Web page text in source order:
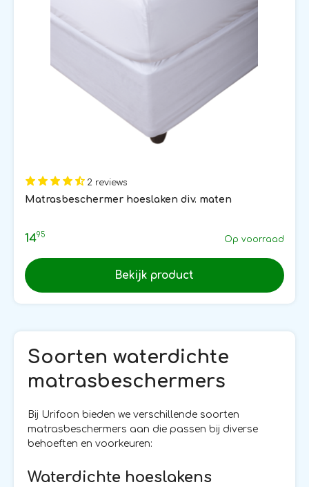
2 reviews
Matrasbeschermer hoeslaken div. maten
1495 Op voorraad
Bekijk product
Soorten waterdichte
matrasbeschermers
Bij Urifoon bieden we verschillende soorten
matrasbeschermers aan die passen bij diverse
behoeften en voorkeuren:
Waterdichte hoeslakens